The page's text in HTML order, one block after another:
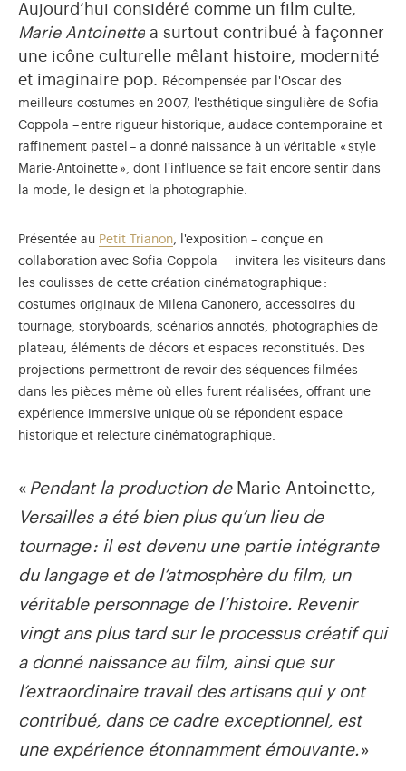
Aujourd’hui considéré comme un film culte,
Marie Antoinette a surtout contribué à façonner
une icône culturelle mêlant histoire, modernité
et imaginaire pop. Récompensée par l'Oscar des
meilleurs costumes en 2007, l'esthétique singulière de Sofia
Coppola –entre rigueur historique, audace contemporaine et
raffinement pastel – a donné naissance à un véritable « style
Marie-Antoinette », dont l'influence se fait encore sentir dans
la mode, le design et la photographie.
Présentée au Petit Trianon, l'exposition – conçue en
collaboration avec Sofia Coppola – invitera les visiteurs dans
les coulisses de cette création cinématographique :
costumes originaux de Milena Canonero, accessoires du
tournage, storyboards, scénarios annotés, photographies de
plateau, éléments de décors et espaces reconstitués. Des
projections permettront de revoir des séquences filmées
dans les pièces même où elles furent réalisées, offrant une
expérience immersive unique où se répondent espace
historique et relecture cinématographique.
« Pendant la production de Marie Antoinette,
Versailles a été bien plus qu’un lieu de
tournage : il est devenu une partie intégrante
du langage et de l’atmosphère du film, un
véritable personnage de l’histoire. Revenir
vingt ans plus tard sur le processus créatif qui
a donné naissance au film, ainsi que sur
l’extraordinaire travail des artisans qui y ont
contribué, dans ce cadre exceptionnel, est
une expérience étonnamment émouvante.»